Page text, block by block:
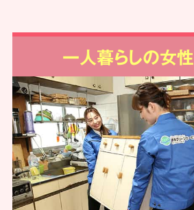
一人暮らしの女性